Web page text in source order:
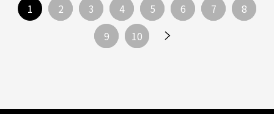
1 2 3 4 5 6 7
8
9
10